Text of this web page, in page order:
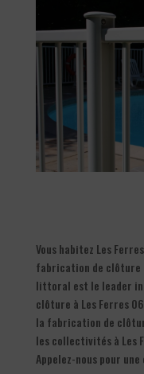
Vous habitez Les
fabrication de clôture
littoral est le leader
clôture à Les Ferres
la fabrication de
les collectivités à Les
Appelez-nous pour